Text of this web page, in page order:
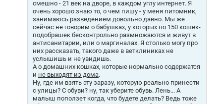
смешно - 21 век на дворе, в каждом углу интернет. Я
очень хорошо знаю то, о чем пишу - у меня питомник,
занимаюсь разведением довольно давно. Мы же
сейчас не говорим о бабушках, у которых по 150 кошек-
подобрашек бесконтрольно размножаются и живут в
антисанитарии, или о маргиналах. Я столько могу про
них рассказать, такого даже в ветклиниках не
услышишь и не увидишь.
А о домашних кошках, которые нормально содержатся
и не выходят из дома.
Ну, где им взять эту заразу, которую реально принести
с улицы? С обуви? ну, так уберите обувь. Лень... А
малыш поползет когда, что будете делать? Ведь тоже